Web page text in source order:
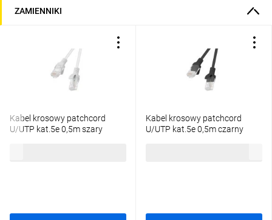
ZAMIENNIKI
Kabel krosowy patchcord
U/UTP kat.5e 0,5m szary
Kabel krosowy patchcord
U/UTP kat.5e 0,5m czarny